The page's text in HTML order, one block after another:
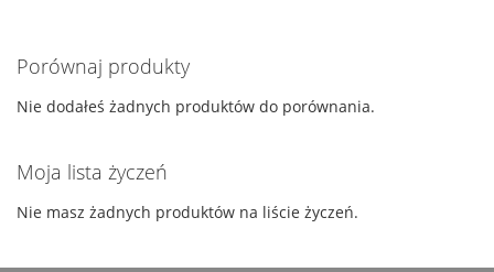
Porównaj produkty
Nie dodałeś żadnych produktów do porównania.
Moja lista życzeń
Nie masz żadnych produktów na liście życzeń.